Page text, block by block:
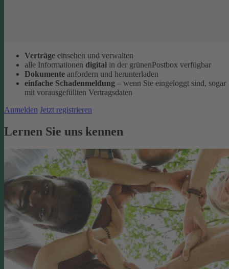
Verträge einsehen und verwalten
alle Informationen digital in der grünenPostbox verfügbar
Dokumente anfordern und herunterladen
einfache Schadenmeldung – wenn Sie eingeloggt sind, sogar
mit vorausgefüllten Vertragsdaten
Anmelden Jetzt registrieren
Lernen Sie uns kennen